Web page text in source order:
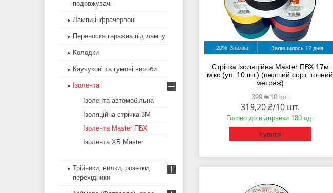
–20% Залишилось 12 днів
Стрічка ізоляційна Master ПВХ 17м
мікс (уп. 10 шт.) (перший сорт, точний
метраж)
399 ₴/10 шт.
319,20 ₴/10 шт.
Готово до відправки 180 од.
Купити
подовжувачі
Лампи інфрачервоні
Переноска гаражна під лампу
Колодки
Каучукові та гумові вироби
Ізолента
Ізолента автомобільна
Ізоляційна стрічка 3М
Ізолента Master ПВХ
Ізолента ХБ Master
Трійники, вилки, розетки,
перехідники